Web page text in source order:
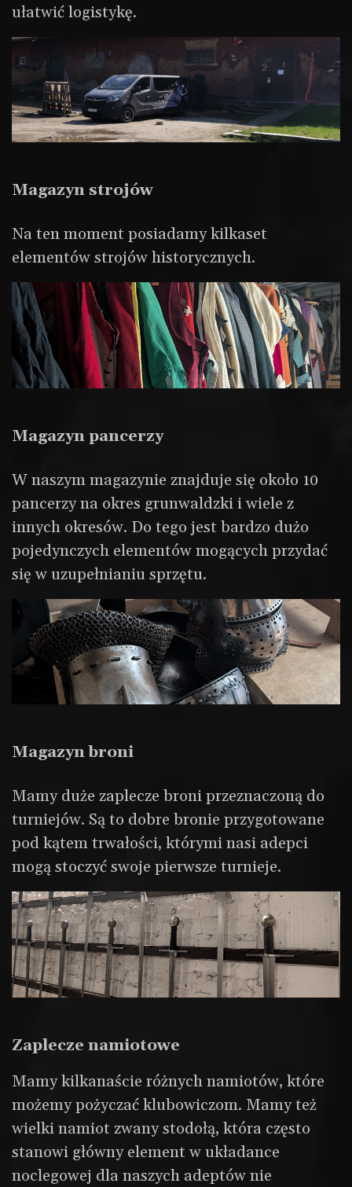
ułatwić logistykę.
Magazyn strojów
Na ten moment posiadamy kilkaset
elementów strojów historycznych.
Magazyn pancerzy
W naszym magazynie znajduje się około 10
pancerzy na okres grunwaldzki i wiele z
innych okresów. Do tego jest bardzo dużo
pojedynczych elementów mogących przydać
się w uzupełnianiu sprzętu.
Magazyn broni
Mamy duże zaplecze broni przeznaczoną do
turniejów. Są to dobre bronie przygotowane
pod kątem trwałości, którymi nasi adepci
mogą stoczyć swoje pierwsze turnieje.
Zaplecze namiotowe
Mamy kilkanaście różnych namiotów, które
możemy pożyczać klubowiczom. Mamy też
wielki namiot zwany stodołą, która często
stanowi główny element w układance
noclegowej dla naszych adeptów nie